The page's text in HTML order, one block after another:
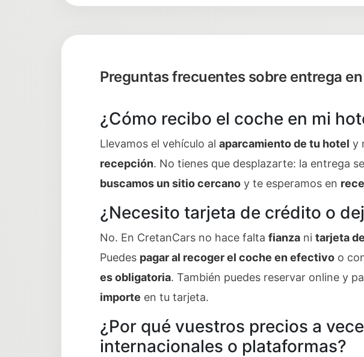
Preguntas frecuentes sobre entrega
¿Cómo recibo el coche en mi
Llevamos el vehículo al aparcamiento de tu hotel y
recepción. No tienes que desplazarte: la entrega
buscamos un sitio cercano y te esperamos en
¿Necesito tarjeta de crédito o
No. En CretanCars no hace falta fianza ni tarjeta
Puedes pagar al recoger el coche en efectivo o
es obligatoria. También puedes reservar online y
importe en tu tarjeta.
¿Por qué vuestros precios a
internacionales o plataformas?